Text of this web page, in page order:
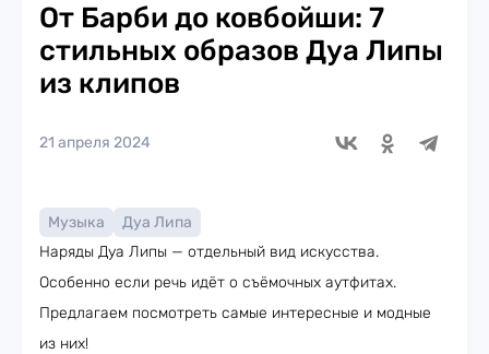
От Барби до ковбойши: 7
стильных образов Дуа Липы
из клипов
21 апреля 2024
Музыка
Дуа Липа
Наряды Дуа Липы — отдельный вид искусства.
Особенно если речь идёт о съёмочных аутфитах.
Предлагаем посмотреть самые интересные и модные
из них!